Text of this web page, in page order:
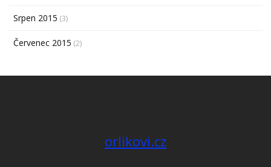
Srpen 2015 (3)
Červenec 2015 (2)
orlikovi.cz